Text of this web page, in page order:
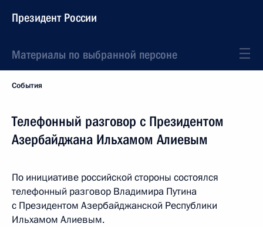
Президент России
Материалы по выбранной персоне
События
Телефонный разговор с Президентом
Азербайджана Ильхамом Алиевым
По инициативе российской стороны состоялся
телефонный разговор Владимира Путина
с Президентом Азербайджанской Республики
Ильхамом Алиевым.